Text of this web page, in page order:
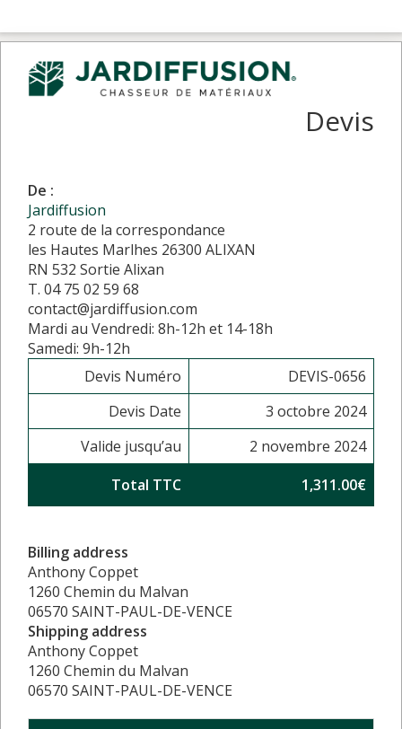
Devis
De :
Jardiffusion
2 route de la correspondance
les Hautes Marlhes 26300 ALIXAN
RN 532 Sortie Alixan
T. 04 75 02 59 68
contact@jardiffusion.com
Mardi au Vendredi: 8h-12h et 14-18h
Samedi: 9h-12h
Devis Numéro
DEVIS-0656
Devis Date
3 octobre 2024
Valide jusqu’au
2 novembre 2024
Total TTC
1,311.00€
Billing address
Anthony Coppet
1260 Chemin du Malvan
06570 SAINT-PAUL-DE-VENCE
Shipping address
Anthony Coppet
1260 Chemin du Malvan
06570 SAINT-PAUL-DE-VENCE